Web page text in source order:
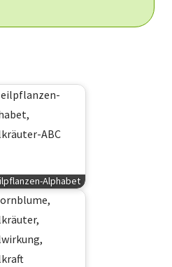
Alphabet